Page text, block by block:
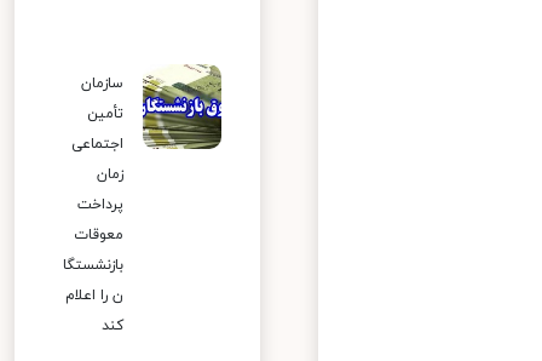
سازمان
تأمین
اجتماعی
زمان
پرداخت
معوقات
بازنشستگا
ن را اعلام
کند